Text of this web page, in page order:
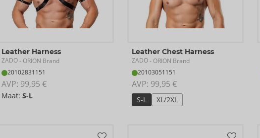
Leather Harness
ZADO- ORION Brand
20102831151
AVP: 99,95 €
Maat: S-L
Leather Chest Harness
ZADO- ORION Brand
20103051151
AVP: 99,95 €
S-L XL/2XL